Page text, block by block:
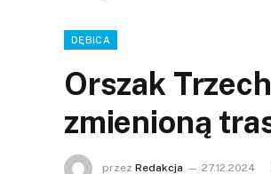
DĘBICA
Orszak
zmienioną
przez Redakcja 27.12.2024